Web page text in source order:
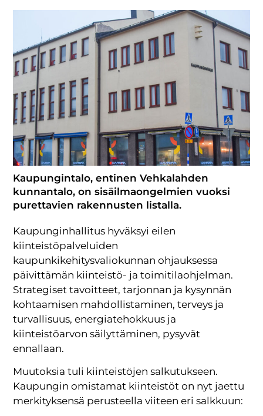
Kaupungintalo, entinen Vehkalahden
kunnantalo, on sisäilmaongelmien vuoksi
purettavien rakennusten listalla.
Kaupunginhallitus hyväksyi eilen
kiinteistöpalveluiden
kaupunkikehitysvaliokunnan ohjauksessa
päivittämän kiinteistö- ja toimitilaohjelman.
Strategiset tavoitteet, tarjonnan ja kysynnän
kohtaamisen mahdollistaminen, terveys ja
turvallisuus, energiatehokkuus ja
kiinteistöarvon säilyttäminen, pysyvät
ennallaan.
Muutoksia tuli kiinteistöjen salkutukseen.
Kaupungin omistamat kiinteistöt on nyt jaettu
merkityksensä perusteella viiteen eri salkkuun: